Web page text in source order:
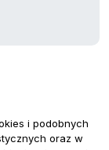
i podobnych
oraz w